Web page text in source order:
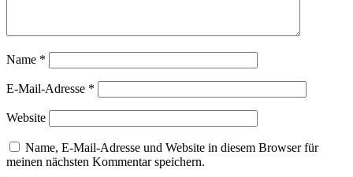
Name *
E-Mail-Adresse *
Website
Name, E-Mail-Adresse und Website in diesem Browser für
meinen nächsten Kommentar speichern.